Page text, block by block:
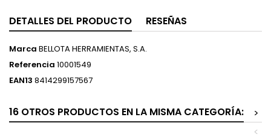
DETALLES DEL PRODUCTO RESEÑAS
Marca BELLOTA HERRAMIENTAS, S.A.
Referencia 10001549
EAN13 8414299157567
16 OTROS PRODUCTOS EN LA MISMA CATEGORÍA:
>
<